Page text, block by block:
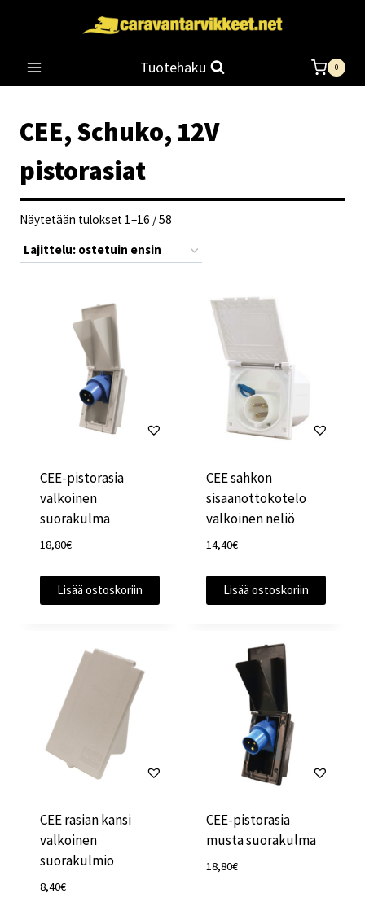
Tuotehaku 0
CEE, Schuko, 12V
pistorasiat
Näytetään tulokset 1–16 / 58
CEE-pistorasia
valkoinen
suorakulma
18,80€
Lisää ostoskoriin
CEE sahkon
sisaanottokotelo
valkoinen neliö
14,40€
Lisää ostoskoriin
CEE rasian kansi
valkoinen
suorakulmio
8,40€
CEE-pistorasia
musta suorakulma
18,80€